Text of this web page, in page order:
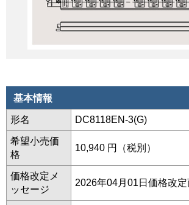
基本情報
形名 DC8118EN-3(G)
希望小売価
格
10,940 円（税別）
価格改定メ
ッセージ
2026年04月01日価格改定